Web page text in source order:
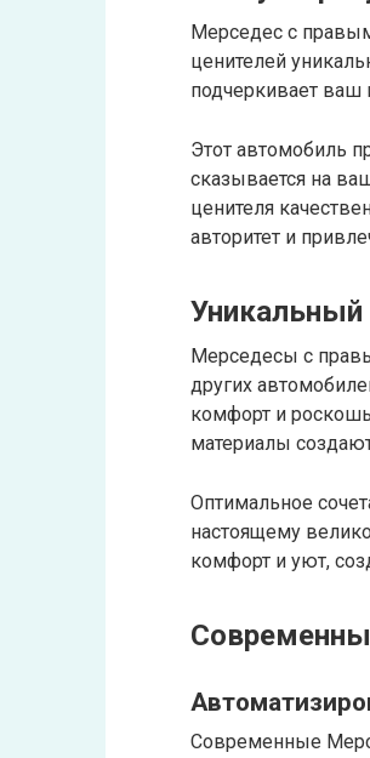
Мерседес с
ценителей
подчеркивает ваш
Этот автомобиль
сказывается на
ценителя
авторитет и
Уникальный
Мерседесы с
других
комфорт и
материалы
Оптимальное
настоящему
комфорт и уют,
Современные